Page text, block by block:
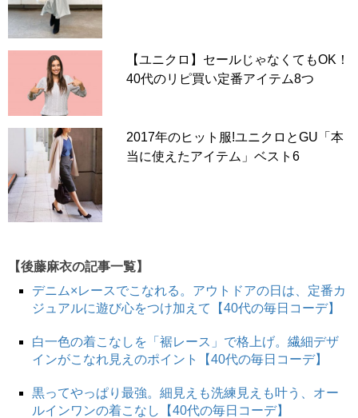
【ユニクロ】セールじゃなくてもOK！
40代のリピ買い定番アイテム8つ
2017年のヒット服!ユニクロとGU「本
当に使えたアイテム」ベスト6
【後藤麻衣の記事一覧】
デニム×レースでこなれる。アウトドアの日は、定番カ
ジュアルに遊び心をつけ加えて【40代の毎日コーデ】
白一色の着こなしを「裾レース」で格上げ。繊細デザ
インがこなれ見えのポイント【40代の毎日コーデ】
黒ってやっぱり最強。細見えも洗練見えも叶う、オー
ルインワンの着こなし【40代の毎日コーデ】